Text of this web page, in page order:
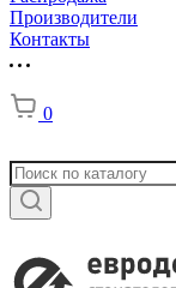
Производители
Контакты
0